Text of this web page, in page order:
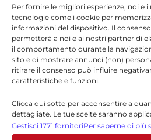
Per fornire le migliori esperienze, noi e
tecnologie come i cookie per
informazioni del dispositivo. Il
permetterà a noi e ai nostri partner di
il comportamento durante la
sito e di mostrare annunci (non)
ritirare il consenso può influire
caratteristiche e funzioni.
Clicca qui sotto per acconsentire a
dettagliate. Le tue scelte saranno
sito. È possibile modificare le
compreso il ritiro del consenso,
Gestisci 1771 fornitoriPer saperne di più
Commento *